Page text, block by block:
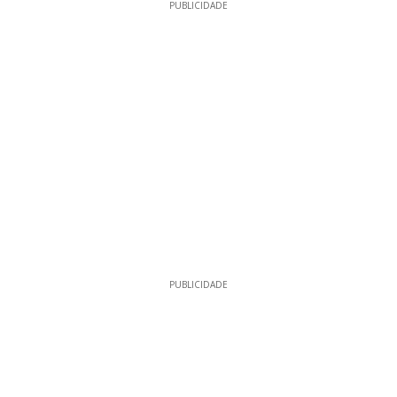
PUBLICIDADE
PUBLICIDADE